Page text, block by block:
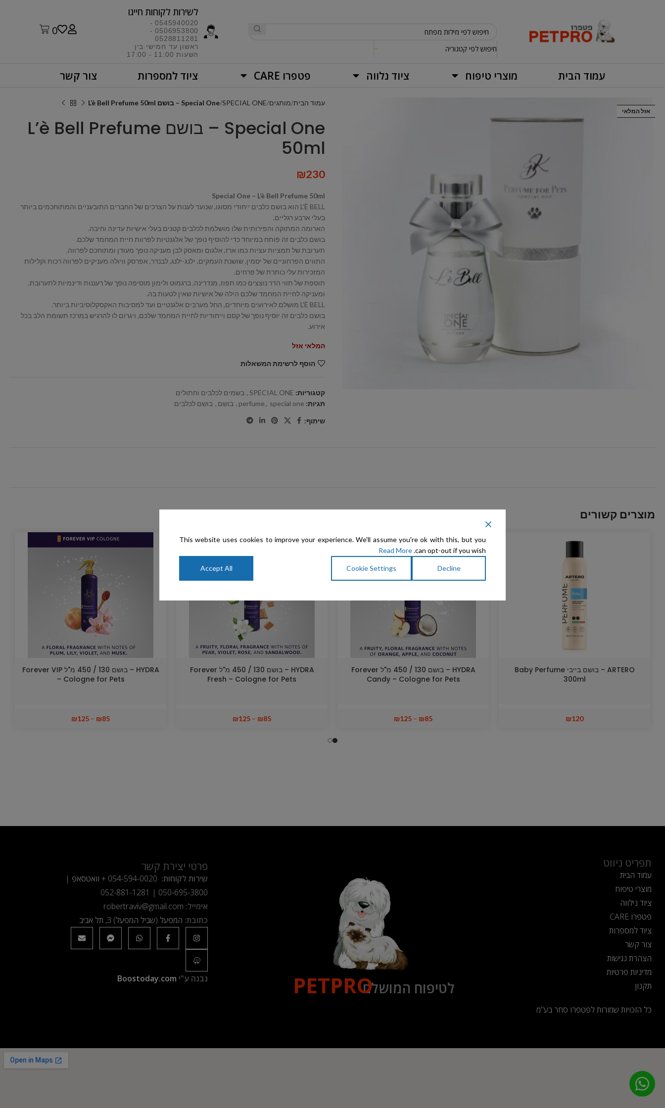
חיפוש לפי קטגוריה
לשירות לקוחות חייגו​
0545940020 -
0506953800 -
0528811281
ראשון עד חמישי בין
השעות 11:00 - 17:00​
0
עמוד הבית מוצרי טיפוח ציוד נלווה פטפרו CARE ציוד למספרות צור קשר
אזל המלאי
עמוד הבית מותגים SPECIAL ONE Special One – בושם L’è Bell Prefume 50ml
Special One – בושם L’è Bell Prefume
50ml
₪230
Special One – L’è Bell Prefume 50ml
L'È BELL הוא בושם כלבים ייחודי מסוגו, שנועד לענות על הצרכים של החברים התובעניים והמתוחכמים ביותר
בעלי ארבע רגליים.
הארומה המתוקה והפירותית שלו מושלמת לכלבים קטנים בעלי אישיות עדינה וחיבה.
בושם כלבים זה פותח במיוחד כדי להוסיף נופך של אלגנטיות לפרוות חיית המחמד שלכם.
תערובת של תמציות עציות כמו ארז, אלגום ומאסק לבן מעניקה נופך מעודן ומתוחכם לפרווה.
התווים הפרחוניים של יסמין, שושנת העמקים, ילנג-ילנג, לבנדר, אפרסק וויולה מעניקים לפרווה רכות וקלילות
המזכירות עלי כותרת של פרחים.
תוספת של תווי הדר נוצצים כמו תפוז, מנדרינה, ברגמוט ולימון מוסיפה נופך של רעננות ודינמיות לתערובת,
ומעניקה לחיית המחמד שלכם הילה של אישיות שאין לטעות בה.
L'È BELL מושלם לאירועים מיוחדים, החל מערבים אלגנטיים ועד למסיבות האקסקלוסיביות ביותר.
בושם כלבים זה יוסיף נופך של קסם וייחודיות לחיית המחמד שלכם, ויגרום לו להרגיש במרכז תשומת הלב בכל
אירוע.
המלאי אזל
הוסף לרשימת המשאלות
קטגוריות: SPECIAL ONE
, בשמים לכלבים וחתולים
תגיות:
perfume, special one
, בושם , בושם לכלבים
שיתוף:
מוצרים קשורים
ARTERO – בושם בייבי Baby Perfume
300ml
₪120
HYDRA – בושם 130 / 450 מ"ל Forever
Candy – Cologne for Pets
₪85
–
₪125
HYDRA – בושם 130 / 450 מ"ל Forever
Fresh – Cologne for Pets
₪85
–
₪125
HYDRA – בושם 130 / 450 מ"ל Forever VIP
– Cologne for Pets
₪85
–
₪125
תפריט ניווט
עמוד הבית
מוצרי טיפוח
ציוד נילווה
פטפרו CARE
ציוד למספרות
צור קשר
הצהרת נגישות
מדיניות פרטיות
תקנון
כל הזכויות שמורות לפטפרו סחר בע"מ
לטיפוח המושלםPETPRO
פרטי יצירת קשר
שירות לקוחות: 054-594-0020 + וואטסאפ |
050-695-3800
|
052-881-1281
אימייל: robertraviv@gmail.com
כתובת: המפעל (שביל המפעל) 3, תל אביב
נבנה ע"י Boostoday.com
This website uses cookies to improve your experience. We'll assume you're ok with this, but you
can opt-out if you wish.
Read More
Decline
Cookie Settings
Accept All